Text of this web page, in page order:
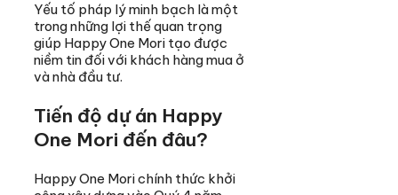
Yếu tố pháp lý minh bạch là một
trong những lợi thế quan trọng
giúp Happy One Mori tạo được
niềm tin đối với khách hàng mua ở
và nhà đầu tư.
Tiến độ dự án Happy
One Mori đến đâu?
Happy One Mori chính thức khởi